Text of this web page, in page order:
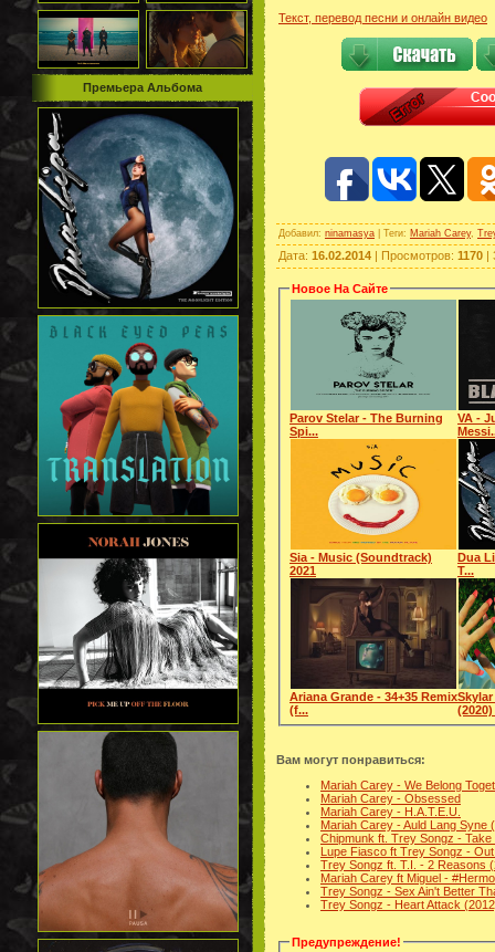
Премьера Альбома
Текст, перевод песни и онлайн видео
Добавил: ninamasya Теги: Mariah Carey,
Дата: 16.02.2014 | Просмотров: 1170 |
Новое На Сайте
Parov Stelar - The Burning
Spi...
VA -
Sia - Music (Soundtrack)
2021
Dua
T...
Ariana Grande - 34+35 Remix
(f...
(2020)
Вам могут понравиться:
Mariah Carey - We Belong
Mariah Carey - Obsessed
Mariah Carey - H.A.T.E.U.
Mariah Carey - Auld Lang Syne
Chipmunk ft. Trey Songz -
Lupe Fiasco ft Trey Songz -
Trey Songz ft. T.I. - 2 Reasons
Mariah Carey ft Miguel -
Trey Songz - Sex Ain't Better
Trey Songz - Heart Attack
Предупреждение!